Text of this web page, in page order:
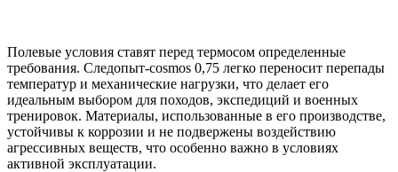
Полевые условия ставят перед термосом определенные
требования. Следопыт-cosmos 0,75 легко переносит перепады
температур и механические нагрузки, что делает его
идеальным выбором для походов, экспедиций и военных
тренировок. Материалы, использованные в его производстве,
устойчивы к коррозии и не подвержены воздействию
агрессивных веществ, что особенно важно в условиях
активной эксплуатации.